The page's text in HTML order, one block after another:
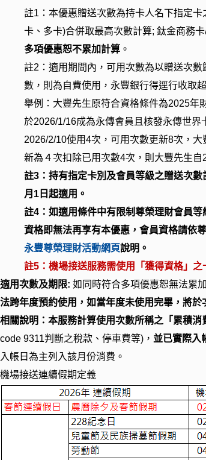
註1：本優惠贈送次數為持卡人名下指定
卡、多卡)合併取最高次數計算; 鈦金商務
多項優惠恕不累加計算 。
註2：適用期間內，可用次數為以贈送次
數，則為自費使用，永豐銀行得逕行收取
舉例：大豐先生原符合資格條件為2025年
於2026/1/16成為永傳會員且核發永傳世
2026/2/10使用4次，可用次數更新8次，
新為４次扣除已用次數4次，則大豐先生自
註3：持有指定卡別及會員等級之贈送次
月1日起適用。
註4：如適用條件中有限制尊榮理財會員
資格即無法再享有本優惠，會員資格請依
永豐尊榮理財活動網頁說明。
註5：機場接送服務需使用「獲得資格」之
適用次數及期限: 如同時符合多項優惠恕無法累
法跨年度預約使用，如當年度未使用完畢，將於
相關說明：本服務計算使用次數所稱之「累積
code 9311判斷之稅款、停車費等) ， 並已實際入
入帳日為主列入該月份消費。
機場接送連續假期定義